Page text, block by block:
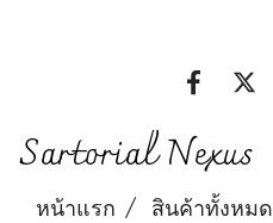
Sartorial Nexus
หน้าแรก สินค้าทั้งหมด